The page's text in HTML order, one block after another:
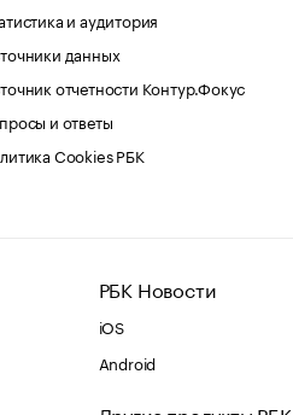
и аудитория
данных
отчетности Контур.Фокус
и ответы
Cookies РБК
РБК Новости
iOS
Android